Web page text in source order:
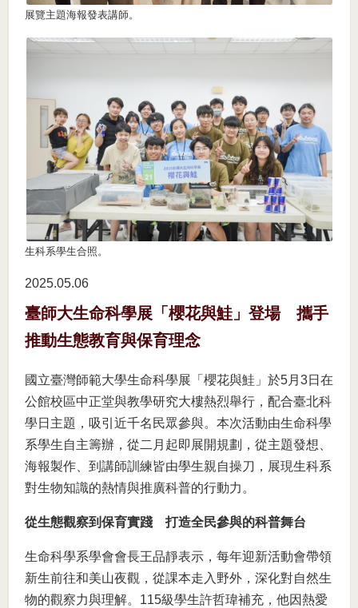
展覽主題海報發表講師。
生科系學生合照。
2025.05 06
臺師大生命科學展「櫻花與鮭」登場 攜手
推動生態教育與保育理念
國立臺灣師範大學生命科學展「櫻花與鮭」於5月3日在
公館校區中正堂與教學研究大樓熱烈舉行，配合臺北科
學日主題，吸引近千名民眾參與。本次活動由生命科學
系學生自主籌辦，從二月起即展開規劃，從主題發想、
海報製作、到講師訓練皆由學生親自操刀，展現生科系
對生物知識的熱情與推廣科普的行動力。
從生態觀察到保育實踐 打造全民參與的科普舞台
生命科學系學會會長王品靜表示，每年迎新活動會帶領
新生前往和美山夜觀，從課本走入野外，深化對自然生
物的觀察力與理解。115級學生許哲瑋補充，他因熱愛